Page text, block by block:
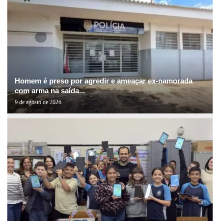
Homem é preso por agredir e ameaçar ex-namorada
com arma na saída...
9 de agosto de 2026